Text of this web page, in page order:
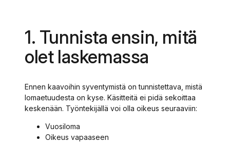
1. Tunnista ensin, mitä
olet laskemassa
Ennen kaavoihin syventymistä on tunnistettava, mistä
lomaetuudesta on kyse. Käsitteitä ei pidä sekoittaa
keskenään. Työntekijällä voi olla oikeus seuraaviin:
Vuosiloma
Oikeus vapaaseen